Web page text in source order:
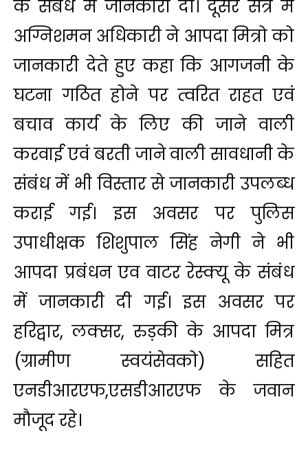
के संबंध में जानकारी दी। दूसरे सत्र में
अग्निशमन अधिकारी ने आपदा मित्रो को
जानकारी देते हुए कहा कि आगजनी के
घटना गठित होने पर त्वरित राहत एवं
बचाव कार्य के लिए की जाने वाली
करवाई एवं बरती जाने वाली सावधानी के
संबंध में भी विस्तार से जानकारी उपलब्ध
कराई गई। इस अवसर पर पुलिस
उपाधीक्षक शिशुपाल सिंह नेगी ने भी
आपदा प्रबंधन एव वाटर रेस्क्यू के संबंध
में जानकारी दी गई। इस अवसर पर
हरिद्वार, लक्सर, रुड़की के आपदा मित्र
(ग्रामीण स्वयंसेवको) सहित
एनडीआरएफ,एसडीआरएफ के जवान
मौजूद रहे।